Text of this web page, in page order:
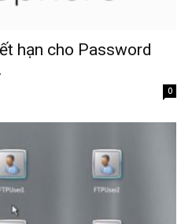
hạn cho Password
0